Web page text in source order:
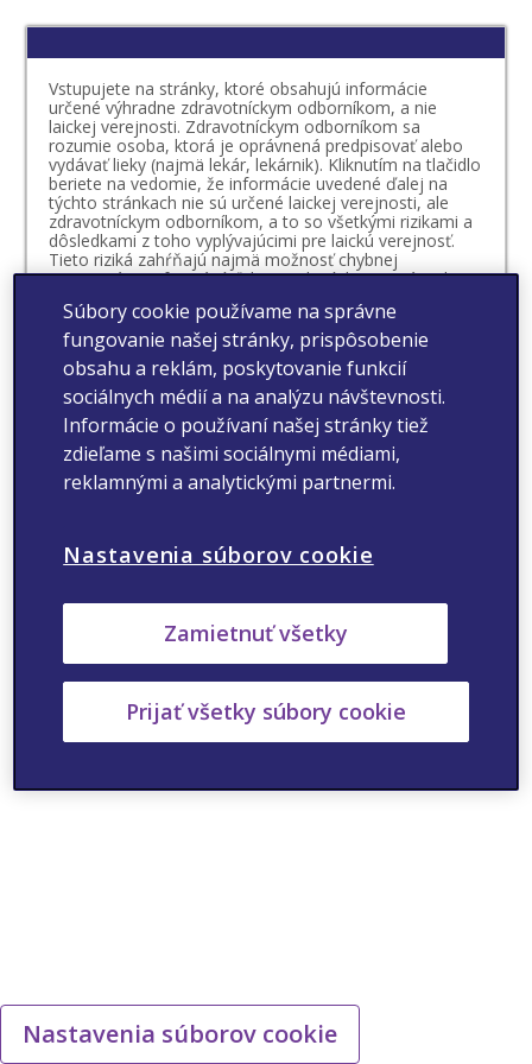
Vstupujete na stránky, ktoré obsahujú informácie
určené výhradne zdravotníckym odborníkom, a nie
laickej verejnosti. Zdravotníckym odborníkom sa
rozumie osoba, ktorá je oprávnená predpisovať alebo
vydávať lieky (najmä lekár, lekárnik). Kliknutím na tlačidlo
beriete na vedomie, že informácie uvedené ďalej na
týchto stránkach nie sú určené laickej verejnosti, ale
zdravotníckym odborníkom, a to so všetkými rizikami a
dôsledkami z toho vyplývajúcimi pre laickú verejnosť.
Tieto riziká zahŕňajú najmä možnosť chybnej
interpretácie informácií ďalej uvedených, nesprávneho
úsudku, čo sa týka vlastného zdravotného stavu či
možnosti vzniku mylnej preferencie vo vzťahu k
určitému lieku. Beriete na vedomie, že o vhodnosti
prípadnej liečby určitým liekom, ktorého výdaj je viazaný
na lekársky predpis, rozhoduje váš lekár v spolupráci s
vami. O vhodnosti liečby liekom, ktorého výdaj nie je
viazaný na lekársky predpis, by ste sa mali vždy poradiť
s vaším lekárom alebo lekárnikom.
Vyhlasujem, že som sa oboznámil/-a s definíciou
zdravotníckeho odborníka
Nastavenia súborov cookie
Súbory cookie používame na správne
fungovanie našej stránky, prispôsobenie
obsahu a reklám, poskytovanie funkcií
sociálnych médií a na analýzu návštevnosti.
Informácie o používaní našej stránky tiež
zdieľame s našimi sociálnymi médiami,
reklamnými a analytickými partnermi.
Nastavenia súborov cookie
Zamietnuť všetky
Prijať všetky súbory cookie